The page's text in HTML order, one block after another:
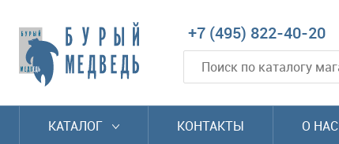
+7 (495) 822-40-20
КАТАЛОГ КОНТАКТЫ О НАС